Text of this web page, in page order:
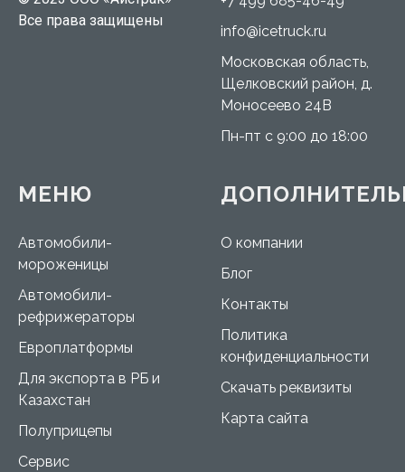
Все права защищены
info@icetruck.ru
Московская область,
Щелковский район, д.
Моносеево 24В
Пн-пт с 9:00 до 18:00
МЕНЮ
Автомобили-
мороженицы
Автомобили-
рефрижераторы
Европлатформы
Для экспорта в РБ и
Казахстан
Полуприцепы
Сервис
О компании
Блог
Контакты
Политика
конфиденциальности
Скачать реквизиты
Карта сайта